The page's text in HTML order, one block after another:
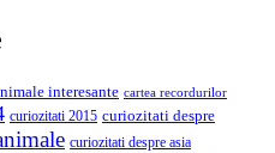
interesante cartea recordurilor
curiozitati 2015 curiozitati despre
curiozitati despre asia